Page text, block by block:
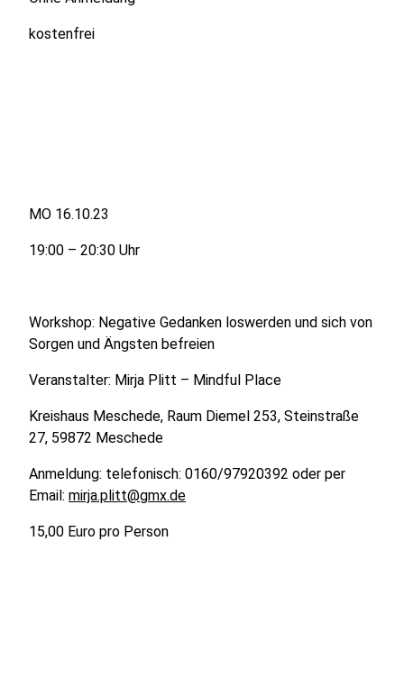
kostenfrei
MO 16.10.23
19:00 – 20:30 Uhr
Workshop: Negative Gedanken loswerden und sich von
Sorgen und Ängsten befreien
Veranstalter: Mirja Plitt – Mindful Place
Kreishaus Meschede, Raum Diemel 253, Steinstraße
27, 59872 Meschede
Anmeldung: telefonisch: 0160/97920392 oder per
Email: mirja.plitt@gmx.de
15,00 Euro pro Person